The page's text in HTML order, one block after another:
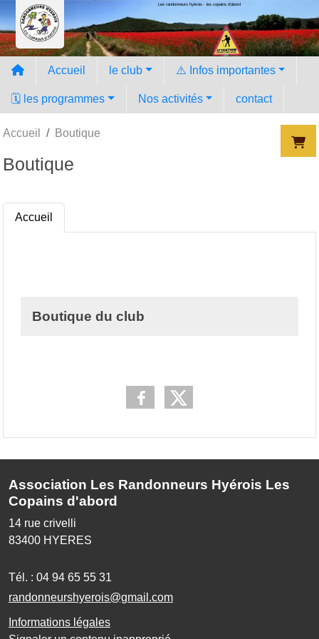
Les randonneurs hyèrois - les copains d'abord
Accueil le club ⚠️ Infos importantes
🗓️ les programmes Nos activités contact
Accueil Boutique
Boutique
Accueil
Boutique du club
Association Les Randonneurs Hyérois Les
Copains d'abord
14 rue crivelli
83400 HYERES
Tél. : 04 94 65 55 31
randonneurshyerois@gmail.com
Informations légales
Panneau de gestion des cookies